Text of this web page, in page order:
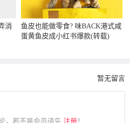
消
鱼皮也能做零食? 味BACK港式咸
蛋黄鱼皮成小红书爆款(转载)
暂无留言
，若不是会员请先 注册！